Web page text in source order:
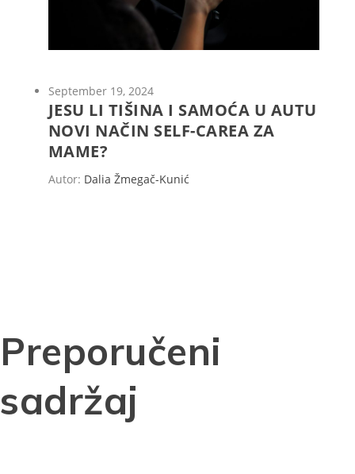
September 19, 2024
JESU LI TIŠINA I SAMOĆA U AUTU
NOVI NAČIN SELF-CAREA ZA
MAME?
Autor: Dalia Žmegač-Kunić
Preporučeni
sadržaj